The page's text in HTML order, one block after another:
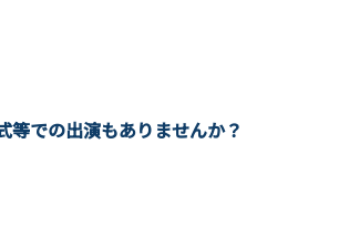
等での出演もありませんか？